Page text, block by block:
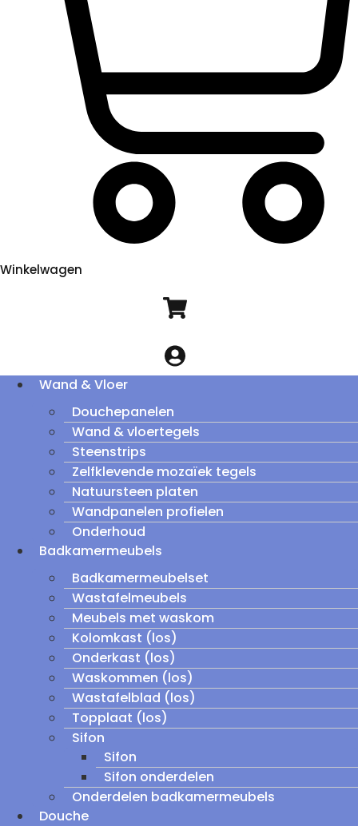
Winkelwagen
Wand & Vloer
Douchepanelen
Wand & vloertegels
Steenstrips
Zelfklevende mozaïek tegels
Natuursteen platen
Wandpanelen profielen
Onderhoud
Badkamermeubels
Badkamermeubelset
Wastafelmeubels
Meubels met waskom
Kolomkast (los)
Onderkast (los)
Waskommen (los)
Wastafelblad (los)
Topplaat (los)
Sifon
Sifon
Sifon onderdelen
Onderdelen badkamermeubels
Douche